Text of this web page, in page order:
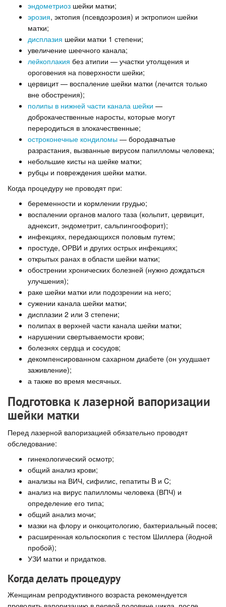
эндометриоз шейки матки;
эрозия, эктопия (псевдоэрозия) и эктропион шейки
матки;
дисплазия шейки матки 1 степени;
увеличение шеечного канала;
лейкоплакия без атипии — участки утолщения и
ороговения на поверхности шейки;
цервицит — воспаление шейки матки (лечится только
вне обострения);
полипы в нижней части канала шейки —
доброкачественные наросты, которые могут
переродиться в злокачественные;
остроконечные кондиломы — бородавчатые
разрастания, вызванные вирусом папилломы человека;
небольшие кисты на шейке матки;
рубцы и повреждения шейки матки.
Когда процедуру не проводят при:
беременности и кормлении грудью;
воспалении органов малого таза (кольпит, цервицит,
аднексит, эндометрит, сальпингоофорит);
инфекциях, передающихся половым путем;
простуде, ОРВИ и других острых инфекциях;
открытых ранах в области шейки матки;
обострении хронических болезней (нужно дождаться
улучшения);
раке шейки матки или подозрении на него;
сужении канала шейки матки;
дисплазии 2 или 3 степени;
полипах в верхней части канала шейки матки;
нарушении свертываемости крови;
болезнях сердца и сосудов;
декомпенсированном сахарном диабете (он ухудшает
заживление);
а также во время месячных.
Подготовка к лазерной вапоризации
шейки матки
Перед лазерной вапоризацией обязательно проводят
обследование:
гинекологический осмотр;
общий анализ крови;
анализы на ВИЧ, сифилис, гепатиты B и C;
анализ на вирус папилломы человека (ВПЧ) и
определение его типа;
общий анализ мочи;
мазки на флору и онкоцитологию, бактериальный посев;
расширенная кольпоскопия с тестом Шиллера (йодной
пробой);
УЗИ матки и придатков.
Когда делать процедуру
Женщинам репродуктивного возраста рекомендуется